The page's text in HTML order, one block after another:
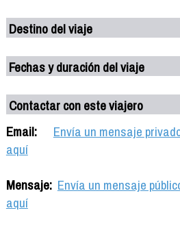
Destino del viaje
Fechas y duración del viaje
Contactar con este viajero
Email:
Envía un mensaje
aquí
Mensaje: Envía un mensaje
aquí